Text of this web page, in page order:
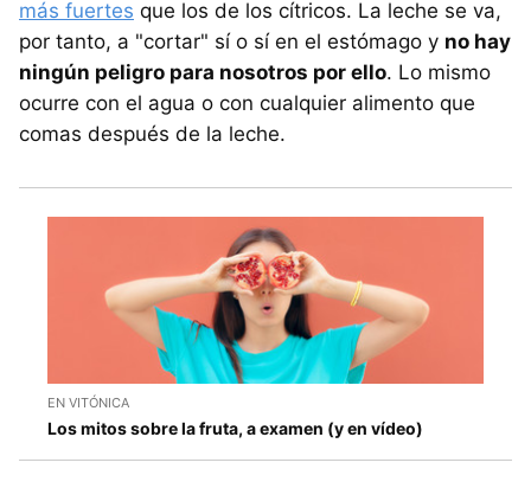
más fuertes que los de los cítricos. La leche se va,
por tanto, a "cortar" sí o sí en el estómago y no hay
ningún peligro para nosotros por ello. Lo mismo
ocurre con el agua o con cualquier alimento que
comas después de la leche.
EN VITÓNICA
Los mitos sobre la fruta, a examen (y en vídeo)